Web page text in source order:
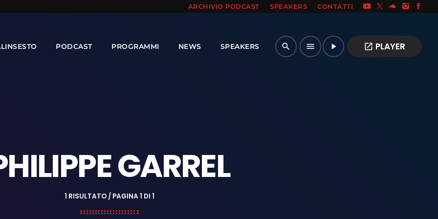
ARCHIVIO PODCAST SPEAKERS CONTATTI
PODCAST PROGRAMMI NEWS SPEAKERS search menu play_arrow open_in_new PLAYER
GARREL
1 RISULTATO / PAGINA 1 DI 1